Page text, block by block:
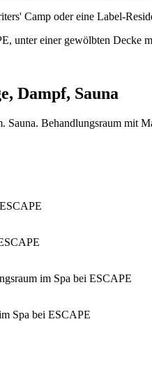
Camp oder eine Label-
Dampf, Sauna
Behandlungsraum mit